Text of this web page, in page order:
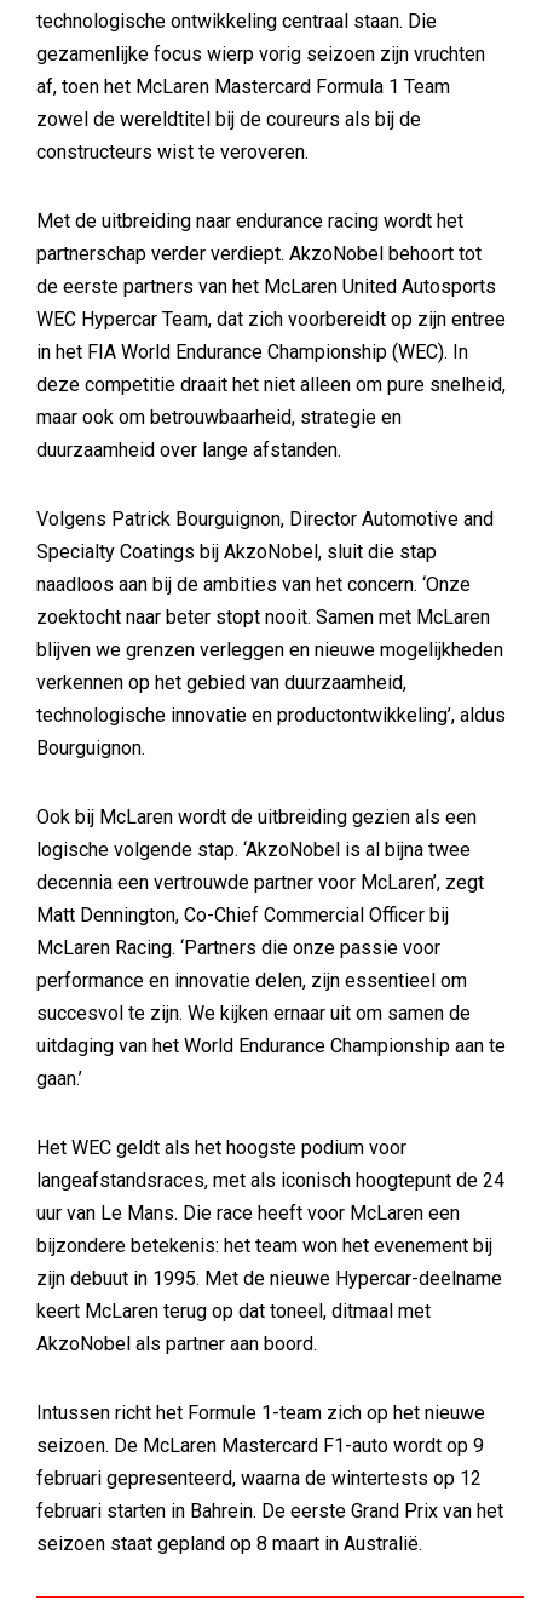
technologische ontwikkeling centraal staan. Die
gezamenlijke focus wierp vorig seizoen zijn vruchten
af, toen het McLaren Mastercard Formula 1 Team
zowel de wereldtitel bij de coureurs als bij de
constructeurs wist te veroveren.
Met de uitbreiding naar endurance racing wordt het
partnerschap verder verdiept. AkzoNobel behoort tot
de eerste partners van het McLaren United Autosports
WEC Hypercar Team, dat zich voorbereidt op zijn entree
in het FIA World Endurance Championship (WEC). In
deze competitie draait het niet alleen om pure snelheid,
maar ook om betrouwbaarheid, strategie en
duurzaamheid over lange afstanden.
Volgens Patrick Bourguignon, Director Automotive and
Specialty Coatings bij AkzoNobel , sluit die stap
naadloos aan bij de ambities van het concern. ‘Onze
zoektocht naar beter stopt nooit. Samen met McLaren
blijven we grenzen verleggen en nieuwe mogelijkheden
verkennen op het gebied van duurzaamheid,
technologische innovatie en productontwikkeling’, aldus
Bourguignon.
Ook bij McLaren wordt de uitbreiding gezien als een
logische volgende stap. ‘AkzoNobel is al bijna twee
decennia een vertrouwde partner voor McLaren’, zegt
Matt Dennington, Co-Chief Commercial Officer bij
McLaren Racing. ‘Partners die onze passie voor
performance en innovatie delen, zijn essentieel om
succesvol te zijn. We kijken ernaar uit om samen de
uitdaging van het World Endurance Championship aan te
gaan.’
Het WEC geldt als het hoogste podium voor
langeafstandsraces, met als iconisch hoogtepunt de 24
uur van Le Mans. Die race heeft voor McLaren een
bijzondere betekenis: het team won het evenement bij
zijn debuut in 1995. Met de nieuwe Hypercar-deelname
keert McLaren terug op dat toneel, ditmaal met
AkzoNobel als partner aan boord.
Intussen richt het Formule 1-team zich op het nieuwe
seizoen. De McLaren Mastercard F1-auto wordt op 9
februari gepresenteerd, waarna de wintertests op 12
februari starten in Bahrein. De eerste Grand Prix van het
seizoen staat gepland op 8 maart in Australië.